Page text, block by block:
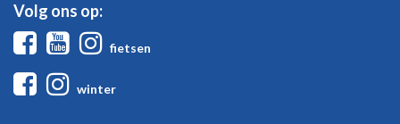
Volg ons op:
FacebookYoutube
fietsen
Facebook
winter